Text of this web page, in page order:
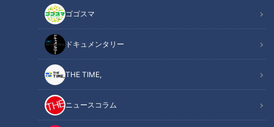
ゴゴスマ
ドキュメンタリー
THE TIME,
ニュースコラム
ドクター：石黒クリニック 院長 医学博士 石黒源之
朝は、1日のうちでさまざまな病気や症状が起きやすい危険な
時間帯「ブラックタイム」と言われています。その症状のなか
には、危険な病気が潜んでいる場合もあるのだとか。そこで今
回は、朝に起こる身体の異変について専門医に教えてもらいま